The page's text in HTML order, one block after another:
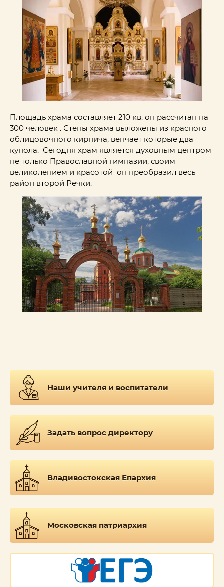
Наши учителя и воспитатели
Задать вопрос директору
Владивостокская Епархия
Московская патриархия
Площадь храма составляет 210 кв. он рассчитан на
300 человек . Стены храма выложены из красного
облицовочного кирпича, венчает которые два
купола. Сегодня храм является духовным центром
не только Православной гимназии, своим
великолепием и красотой он преобразил весь
район второй Речки.